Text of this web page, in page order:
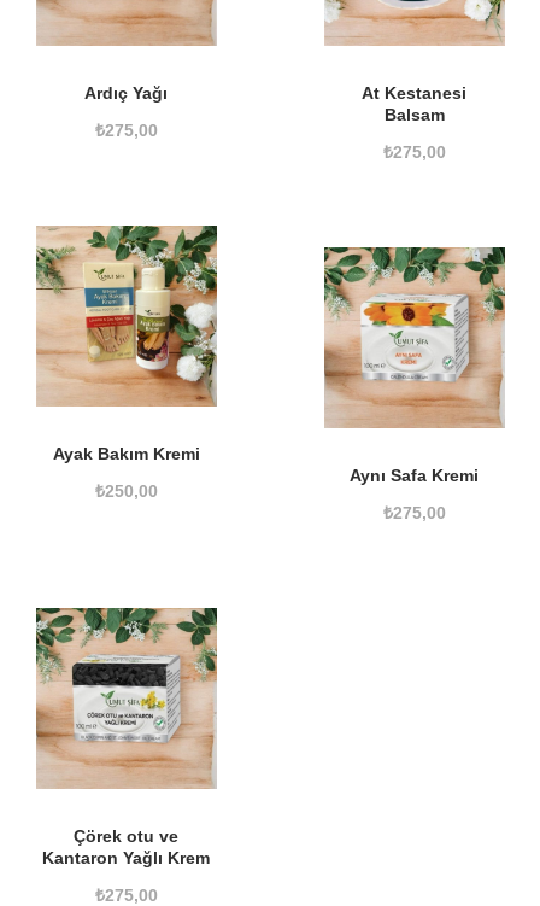
Ardıç Yağı
₺275,00
At Kestanesi
Balsam
₺275,00
Ayak Bakım Kremi
₺250,00
Aynı Safa Kremi
₺275,00
Çörek otu ve
Kantaron Yağlı Krem
₺275,00